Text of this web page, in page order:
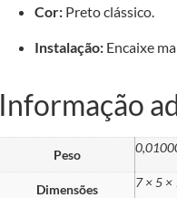
Cor: Preto clássico.
Instalação: Encaixe
Informação
Peso
Dimensões 7 × 5 ×